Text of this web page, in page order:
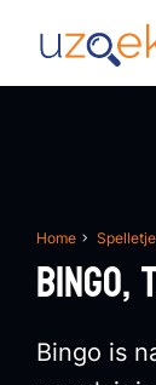
Home
Bingo is